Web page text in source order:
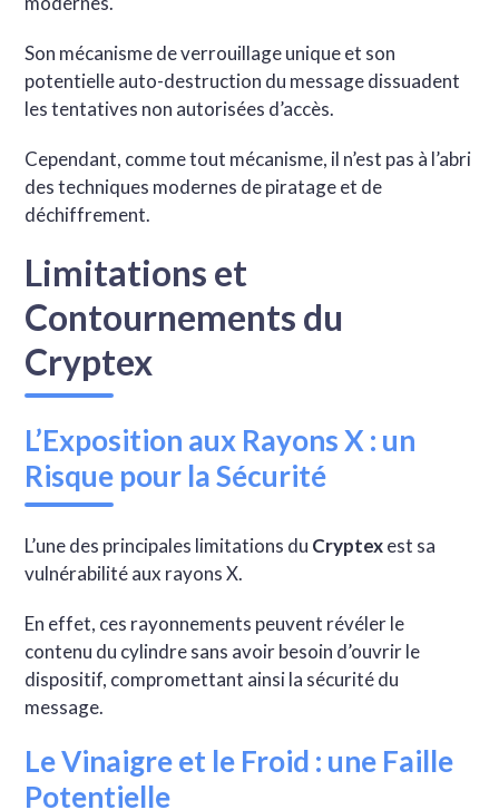
Son mécanisme de verrouillage unique et son
potentielle auto-destruction du message dissuadent
les tentatives non autorisées d’accès.
Cependant, comme tout mécanisme, il n’est pas à l’abri
des techniques modernes de piratage et de
déchiffrement.
Limitations et
Contournements du
Cryptex
L’Exposition aux Rayons X : un
Risque pour la Sécurité
L’une des principales limitations du Cryptexest sa
vulnérabilité aux rayons X.
En effet, ces rayonnements peuvent révéler le
contenu du cylindre sans avoir besoin d’ouvrir le
dispositif, compromettant ainsi la sécurité du
message.
Le Vinaigre et le Froid : une Faille
Potentielle